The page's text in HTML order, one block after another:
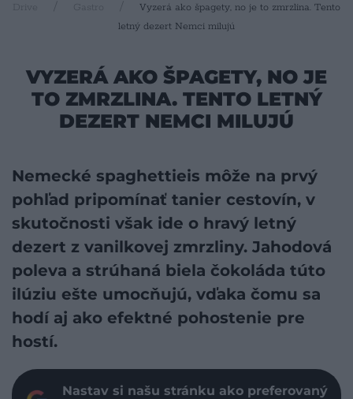
Drive Gastro
Vyzerá ako špagety, no je to zmrzlina. Tento
letný dezert Nemci milujú
VYZERÁ AKO ŠPAGETY, NO JE
TO ZMRZLINA. TENTO LETNÝ
DEZERT NEMCI MILUJÚ
Nemecké spaghettieis môže na prvý
pohľad pripomínať tanier cestovín, v
skutočnosti však ide o hravý letný
dezert z vanilkovej zmrzliny. Jahodová
poleva a strúhaná biela čokoláda túto
ilúziu ešte umocňujú, vďaka čomu sa
hodí aj ako efektné pohostenie pre
hostí.
Nastav si našu stránku ako preferovaný